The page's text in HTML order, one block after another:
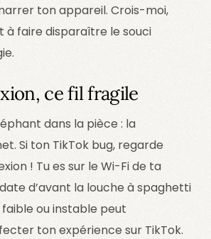
ton appareil. Crois-moi,
à faire disparaître le souci
ce fil fragile
dans la pièce : la
Si ton TikTok bug, regarde
! Tu es sur le Wi-Fi de ta
d’avant la louche à spaghetti
ou instable peut
ton expérience sur TikTok.